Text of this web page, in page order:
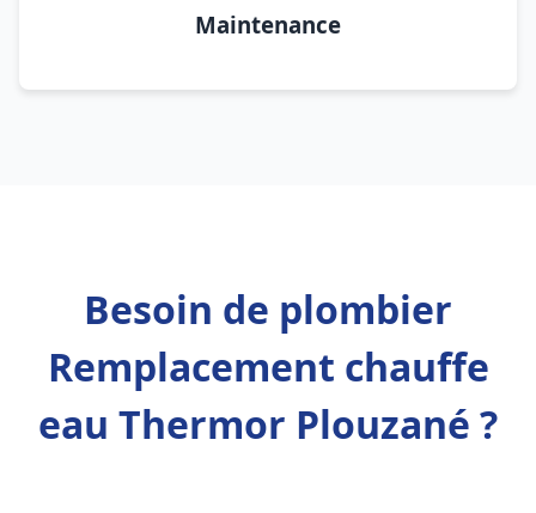
Maintenance
Besoin de plombier
Remplacement chauffe
eau Thermor Plouzané ?